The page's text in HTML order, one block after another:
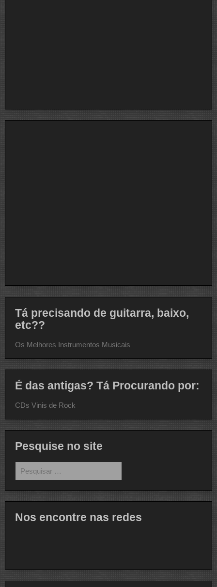
Tá precisando de guitarra, baixo,
etc??
Os Melhores Instrumentos Musicais
É das antigas? Tá Procurando por:
CDs Vinis de Rock
Pesquise no site
por:
Nos encontre nas redes